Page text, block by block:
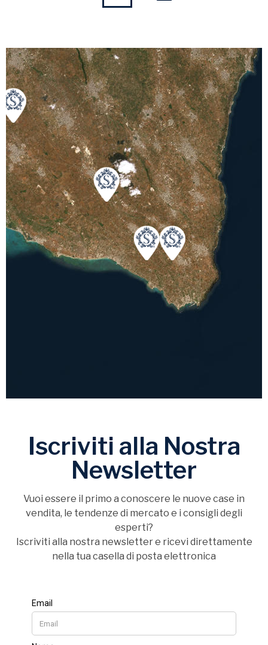
Iscriviti alla Nostra
Newsletter
Vuoi essere il primo a conoscere le nuove case in
vendita, le tendenze di mercato e i consigli degli
esperti?
Iscriviti alla nostra newsletter e ricevi direttamente
nella tua casella di posta elettronica